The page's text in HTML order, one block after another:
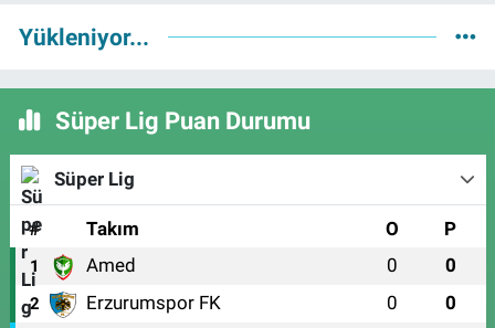
Yükleniyor...
Süper Lig Puan Durumu
Süper Lig
# Takım O P
1 Amed 0 0
2 Erzurumspor FK 0 0